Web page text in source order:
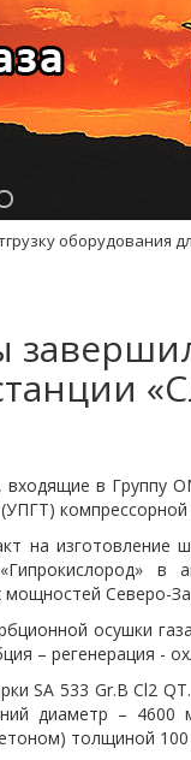
оборудования
в Группу
на изготовление
в
мощностей Северо-
осушки
– регенерация -
SA 533 Gr.B Cl2
диаметр –
толщиной